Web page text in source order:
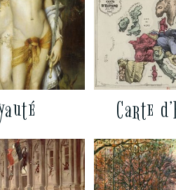
Carte